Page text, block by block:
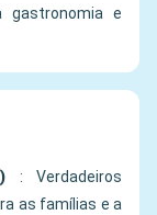
gastronomia e
) : Verdadeiros
as famílias e a